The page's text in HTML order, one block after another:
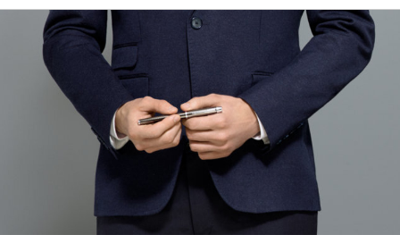
어번 아이엠 조터 XL 조터